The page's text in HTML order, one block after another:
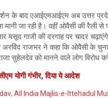
के बाद एआईएमआईएम अब उत्तर
जा रही है। वहीं ओवैसी की रैली से
गाजी की दरगाह पर चादर
अरविंद राजभर ने कहा कि ओवैसी के
सुहेलदेव को मानने वाले लोग विरोध
योगी गंभीर, दिया ये आदेश
, All India Majlis-e-Ittehadul